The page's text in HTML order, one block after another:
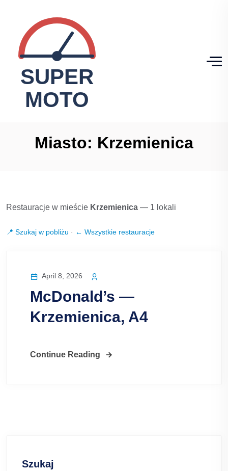
Miasto: Krzemienica
Restauracje w mieście Krzemienica — 1 lokali
📍 Szukaj w pobliżu · ← Wszystkie restauracje
April 8, 2026
McDonald’s —
Krzemienica, A4
Continue Reading
Szukaj